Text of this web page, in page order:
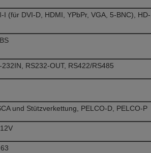
I (für DVI-D, HDMI, YPbPr, VGA, 5-BNC),
232IN, RS232-OUT, RS422/RS485
und Stützverkettung, PELCO-D, PELCO-P